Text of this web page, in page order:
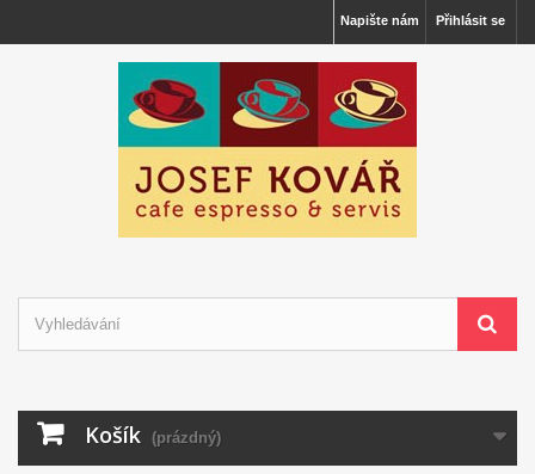
Přihlásit se
Napište nám
Košík (prázdný)